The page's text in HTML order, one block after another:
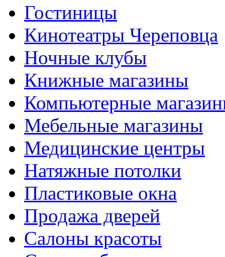
Гостиницы
Кинотеатры Череповца
Ночные клубы
Книжные магазины
Компьютерные
Мебельные магазины
Медицинские центры
Натяжные потолки
Пластиковые окна
Продажа дверей
Салоны красоты